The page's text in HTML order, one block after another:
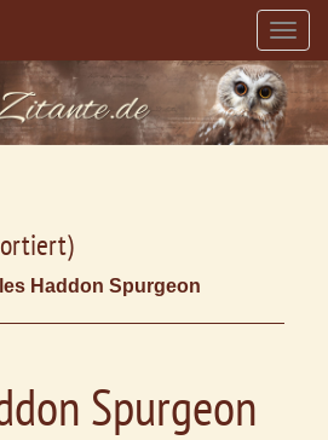
Haddon Spurgeon
Spurgeon